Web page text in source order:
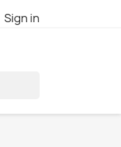
Sign in